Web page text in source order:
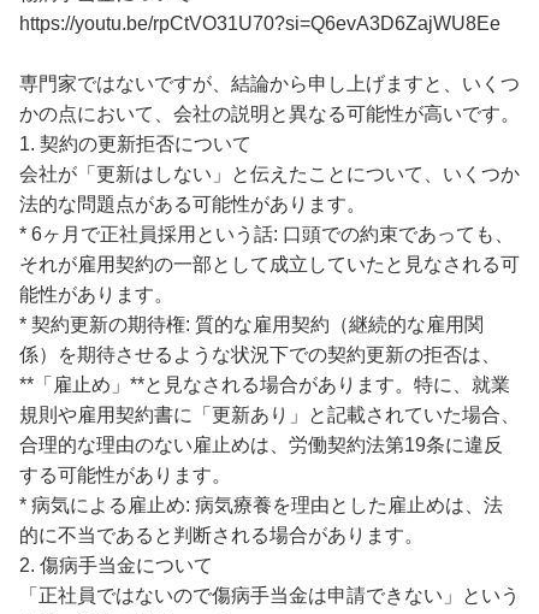
https://youtu.be/rpCtVO31U70?si=Q6evA3D6ZajWU8Ee
専門家ではないですが、結論から申し上げますと、いくつ
かの点において、会社の説明と異なる可能性が高いです。
1. 契約の更新拒否について
会社が「更新はしない」と伝えたことについて、いくつか
法的な問題点がある可能性があります。
* 6ヶ月で正社員採用という話: 口頭での約束であっても、
それが雇用契約の一部として成立していたと見なされる可
能性があります。
* 契約更新の期待権: 質的な雇用契約（継続的な雇用関
係）を期待させるような状況下での契約更新の拒否は、
**「雇止め」**と見なされる場合があります。特に、就業
規則や雇用契約書に「更新あり」と記載されていた場合、
合理的な理由のない雇止めは、労働契約法第19条に違反
する可能性があります。
* 病気による雇止め: 病気療養を理由とした雇止めは、法
的に不当であると判断される場合があります。
2. 傷病手当金について
「正社員ではないので傷病手当金は申請できない」という